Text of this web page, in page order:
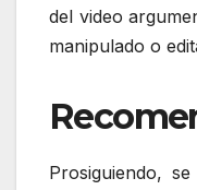
del video
manipulado o
Prosiguiendo,